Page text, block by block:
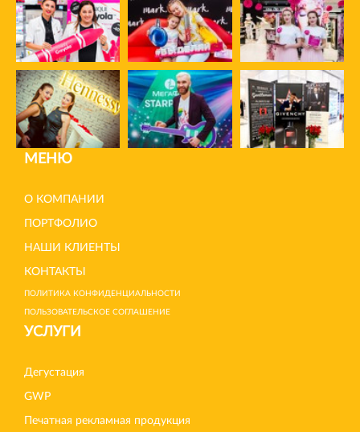
МЕНЮ
О КОМПАНИИ
ПОРТФОЛИО
НАШИ КЛИЕНТЫ
КОНТАКТЫ
ПОЛИТИКА КОНФИДЕНЦИАЛЬНОСТИ
ПОЛЬЗОВАТЕЛЬСКОЕ СОГЛАШЕНИЕ
УСЛУГИ
Дегустация
GWP
Печатная рекламная продукция